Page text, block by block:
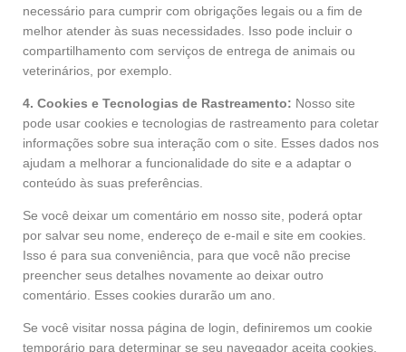
necessário para cumprir com obrigações legais ou a fim de
melhor atender às suas necessidades. Isso pode incluir o
compartilhamento com serviços de entrega de animais ou
veterinários, por exemplo.
4. Cookies e Tecnologias de Rastreamento: Nosso site
pode usar cookies e tecnologias de rastreamento para coletar
informações sobre sua interação com o site. Esses dados nos
ajudam a melhorar a funcionalidade do site e a adaptar o
conteúdo às suas preferências.
Se você deixar um comentário em nosso site, poderá optar
por salvar seu nome, endereço de e-mail e site em cookies.
Isso é para sua conveniência, para que você não precise
preencher seus detalhes novamente ao deixar outro
comentário. Esses cookies durarão um ano.
Se você visitar nossa página de login, definiremos um cookie
temporário para determinar se seu navegador aceita cookies.